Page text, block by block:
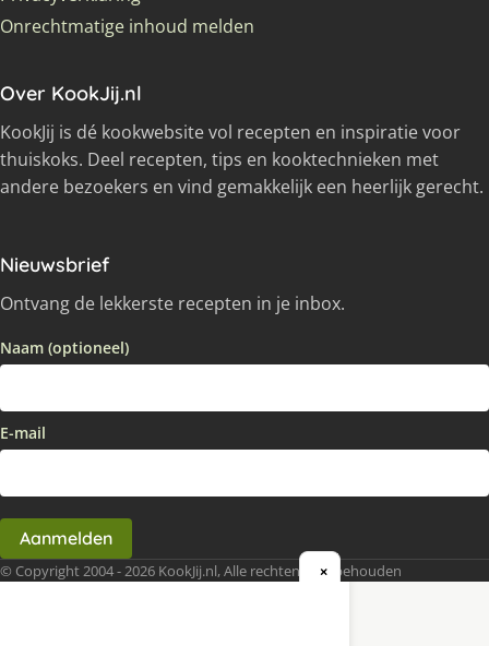
Onrechtmatige inhoud melden
Over KookJij.nl
KookJij is dé kookwebsite vol recepten en inspiratie voor
thuiskoks. Deel recepten, tips en kooktechnieken met
andere bezoekers en vind gemakkelijk een heerlijk gerecht.
Nieuwsbrief
Ontvang de lekkerste recepten in je inbox.
Naam (optioneel)
E-mail
Aanmelden
© Copyright 2004 - 2026 KookJij.nl, Alle rechten voorbehouden
×